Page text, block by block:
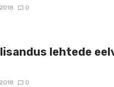
0
lehtede
0